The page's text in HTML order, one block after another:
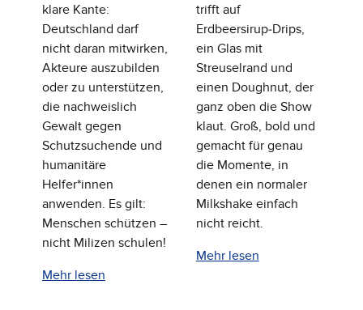
klare Kante:
Deutschland darf
nicht daran mitwirken,
Akteure auszubilden
oder zu unterstützen,
die nachweislich
Gewalt gegen
Schutzsuchende und
humanitäre
Helfer*innen
anwenden. Es gilt:
Menschen schützen –
nicht Milizen schulen!
Mehr lesen
trifft auf
Erdbeersirup‑Drips,
ein Glas mit
Streuselrand und
einen Doughnut, der
ganz oben die Show
klaut. Groß, bold und
gemacht für genau
die Momente, in
denen ein normaler
Milkshake einfach
nicht reicht.
Mehr lesen